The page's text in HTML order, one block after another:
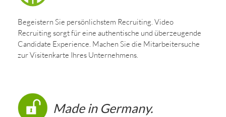
Begeistern Sie persönlichstem Recruiting. Video
Recruiting sorgt für eine authentische und überzeugende
Candidate Experience. Machen Sie die Mitarbeitersuche
zur Visitenkarte Ihres Unternehmens.
Made in Germany.